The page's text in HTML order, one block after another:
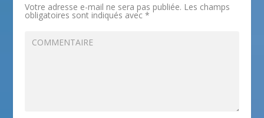
Votre adresse e-mail ne sera pas publiée. Les champs
obligatoires sont indiqués avec*